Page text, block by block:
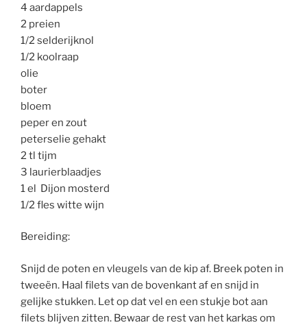
4 aardappels
2 preien
1/2 selderijknol
1/2 koolraap
olie
boter
bloem
peper en zout
peterselie gehakt
2 tl tijm
3 laurierblaadjes
1 el Dijon mosterd
1/2 fles witte wijn
Bereiding:
Snijd de poten en vleugels van de kip af. Breek poten in
tweeën. Haal filets van de bovenkant af en snijd in
gelijke stukken. Let op dat vel en een stukje bot aan
filets blijven zitten. Bewaar de rest van het karkas om